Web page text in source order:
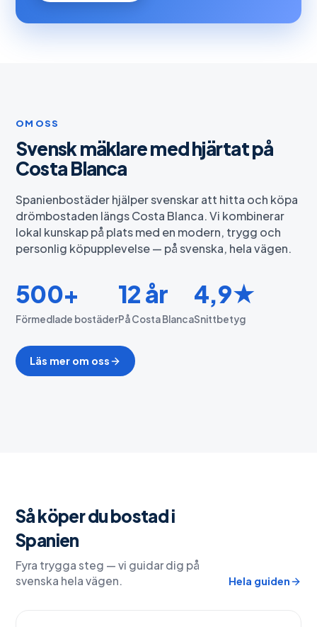
OM OSS
Svensk mäklare med hjärtat på
Costa Blanca
Spanienbostäder hjälper svenskar att hitta och köpa
drömbostaden längs Costa Blanca. Vi kombinerar
lokal kunskap på plats med en modern, trygg och
personlig köpupplevelse — på svenska, hela vägen.
500+
Förmedlade bostäder
12 år
På Costa Blanca
4,9★
Snittbetyg
Läs mer om oss
Så köper du bostad i
Spanien
Fyra trygga steg — vi guidar dig på
svenska hela vägen.
Hela guiden